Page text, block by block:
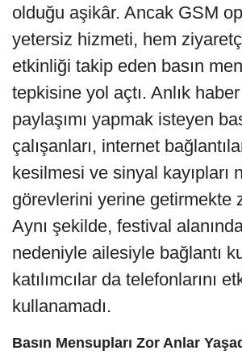
olduğu aşikâr. Ancak GSM
yetersiz hizmeti, hem
etkinliği takip eden basın
tepkisine yol açtı. Anlık
paylaşımı yapmak isteyen
çalışanları, internet
kesilmesi ve sinyal kayıpları
görevlerini yerine getirmekte
Aynı şekilde, festival
nedeniyle ailesiyle bağlantı
katılımcılar da telefonlarını
kullanamadı.
Basın Mensupları Zor Anlar